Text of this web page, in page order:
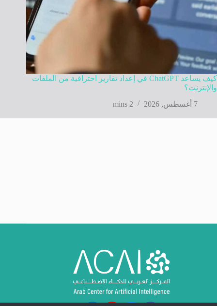
كيف يساعد ChatGPT في إعداد تقارير احترافية من الملفات
والإنترنت؟
7 أغسطس, 2026
2 mins